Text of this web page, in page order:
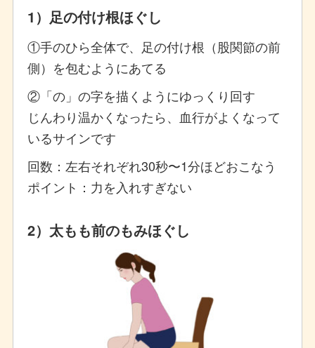
1）足の付け根ほぐし
①手のひら全体で、足の付け根（股関節の前
側）を包むようにあてる
②「の」の字を描くようにゆっくり回す
じんわり温かくなったら、血行がよくなって
いるサインです
回数：左右それぞれ30秒〜1分ほどおこなう
ポイント：力を入れすぎない
2）太もも前のもみほぐし